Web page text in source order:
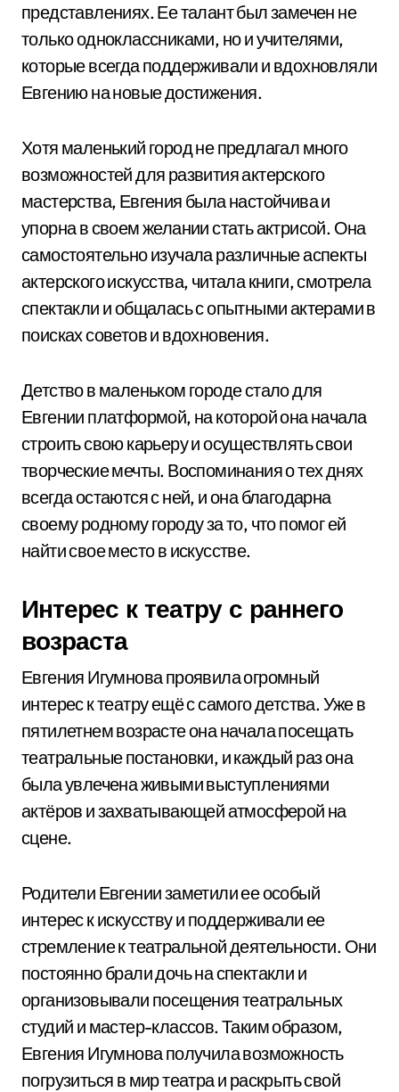
представлениях. Ее талант был замечен не
только одноклассниками, но и учителями,
которые всегда поддерживали и вдохновляли
Евгению на новые достижения.
Хотя маленький город не предлагал много
возможностей для развития актерского
мастерства, Евгения была настойчива и
упорна в своем желании стать актрисой. Она
самостоятельно изучала различные аспекты
актерского искусства, читала книги, смотрела
спектакли и общалась с опытными актерами в
поисках советов и вдохновения.
Детство в маленьком городе стало для
Евгении платформой, на которой она начала
строить свою карьеру и осуществлять свои
творческие мечты. Воспоминания о тех днях
всегда остаются с ней, и она благодарна
своему родному городу за то, что помог ей
найти свое место в искусстве.
Интерес к театру с раннего
возраста
Евгения Игумнова проявила огромный
интерес к театру ещё с самого детства. Уже в
пятилетнем возрасте она начала посещать
театральные постановки, и каждый раз она
была увлечена живыми выступлениями
актёров и захватывающей атмосферой на
сцене.
Родители Евгении заметили ее особый
интерес к искусству и поддерживали ее
стремление к театральной деятельности. Они
постоянно брали дочь на спектакли и
организовывали посещения театральных
студий и мастер-классов. Таким образом,
Евгения Игумнова получила возможность
погрузиться в мир театра и раскрыть свой